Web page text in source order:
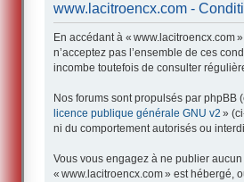
www.lacitroencx.com -
En accédant à « www.lacitroencx.com
n’acceptez pas l’ensemble de ces
incombe toutefois de consulter
Nos forums sont propulsés par phpBB
licence publique générale GNU v2 »
ni du comportement autorisés ou
Vous vous engagez à ne publier
« www.lacitroencx.com » est hébergé,